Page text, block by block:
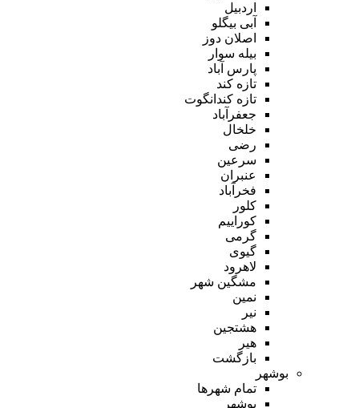
اردبیل
آبی بیگلو
اصلان دوز
بیله سوار
پارس آباد
تازه کند
تازه کندانگوت
جعفرآباد
خلخال
رضی
سرعین
عنبران
فخرآباد
کلور
کوراییم
گرمی
گیوی
لاهرود
مشگین شهر
نمین
نیر
هشتجین
هیر
بازگشت
بوشهر
تمام شهر‌ها
بوشهر